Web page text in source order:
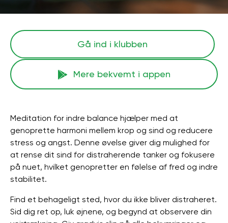
Gå ind i klubben
Mere bekvemt i appen
Meditation for indre balance hjælper med at
genoprette harmoni mellem krop og sind og reducere
stress og angst. Denne øvelse giver dig mulighed for
at rense dit sind for distraherende tanker og fokusere
på nuet, hvilket genopretter en følelse af fred og indre
stabilitet.
Find et behageligt sted, hvor du ikke bliver distraheret.
Sid dig ret op, luk øjnene, og begynd at observere din